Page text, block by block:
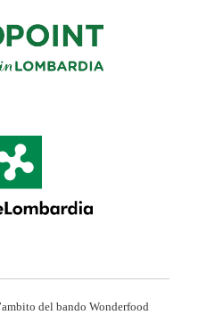
del bando Wonderfood